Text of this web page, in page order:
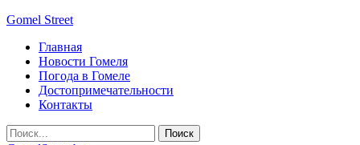
Gomel Street
Главная
Новости Гомеля
Погода в Гомеле
Достопримечательности
Контакты